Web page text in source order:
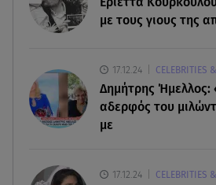
για τα 33α γενέθλιά της
Νεκρή μεγαλόσωμη αρκούδα
πιθανόν από πυροβολισμό
με τους γιους της
17.12.24 CELEBRITIES
Δημήτρης Ήμελλος:
αδερφός του
με
17.12.24 CELEBRITIES